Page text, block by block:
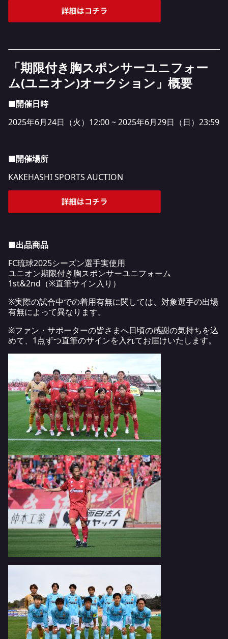
「期限付き胸スポンサーユニフォー
ム(ユニオン)オークション」概要
■開催日時
2025年6月24日（火）12:00 ~ 2025年6月29日（日）23:59
■開催場所
KAKEHASHI SPORTS AUCTION
■出品商品
FC琉球2025シーズン選手実使用
ユニオン期限付き胸スポンサーユニフォーム
1st&2nd（※直筆サイン入り）
※実際の試合中での着用有無に関しては、対象選手の出場
有無によって異なります。
※ファン・サポーターの皆さまへ日頃の感謝の気持ちを込
めて、1点ずつ直筆のサインを入れてお届けいたします。